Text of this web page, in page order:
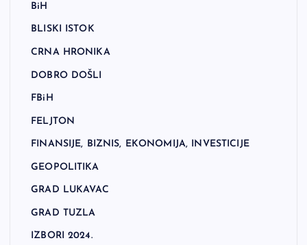
BiH
BLISKI ISTOK
CRNA HRONIKA
DOBRO DOŠLI
FBiH
FELJTON
FINANSIJE, BIZNIS, EKONOMIJA, INVESTICIJE
GEOPOLITIKA
GRAD LUKAVAC
GRAD TUZLA
IZBORI 2024.